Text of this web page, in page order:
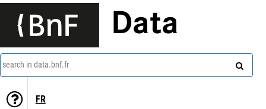
Data
search in data.bnf.fr
FR